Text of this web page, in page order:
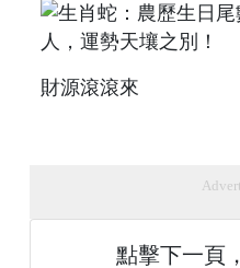
財源滾滾來
點擊下一頁